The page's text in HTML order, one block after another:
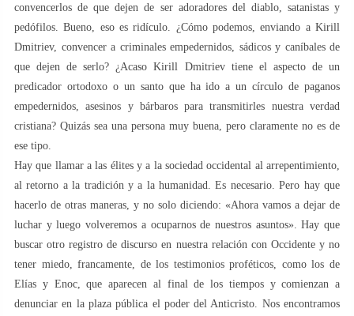
convencerlos de que dejen de ser adoradores del diablo, satanistas y
pedófilos. Bueno, eso es ridículo. ¿Cómo podemos, enviando a Kirill
Dmitriev, convencer a criminales empedernidos, sádicos y caníbales de
que dejen de serlo? ¿Acaso Kirill Dmitriev tiene el aspecto de un
predicador ortodoxo o un santo que ha ido a un círculo de paganos
empedernidos, asesinos y bárbaros para transmitirles nuestra verdad
cristiana? Quizás sea una persona muy buena, pero claramente no es de
ese tipo.
Hay que llamar a las élites y a la sociedad occidental al arrepentimiento,
al retorno a la tradición y a la humanidad. Es necesario. Pero hay que
hacerlo de otras maneras, y no solo diciendo: «Ahora vamos a dejar de
luchar y luego volveremos a ocuparnos de nuestros asuntos». Hay que
buscar otro registro de discurso en nuestra relación con Occidente y no
tener miedo, francamente, de los testimonios proféticos, como los de
Elías y Enoc, que aparecen al final de los tiempos y comienzan a
denunciar en la plaza pública el poder del Anticristo. Nos encontramos